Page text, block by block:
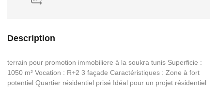
Description
terrain pour promotion immobiliere à la soukra tunis Superficie :
1050 m² Vocation : R+2 3 façade Caractéristiques : Zone à fort
potentiel Quartier résidentiel prisé Idéal pour un projet résidentiel